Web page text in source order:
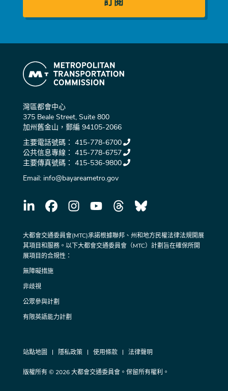
灣區都會中心
375 Beale Street, Suite 800
加州舊金山，郵編 94105-2066
主要電話號碼： 415-778-6700
公共信息專線： 415-778-6757
主要傳真號碼： 415-536-9800
Email: info@bayareametro.gov
大都會交通委員會(MTC)承諾根據聯邦、州和地方民權法律法規開展
其項目和服務。以下大都會交通委員會（MTC）計劃旨在確保所開
展項目的合規性：
無障礙措施
非歧視
公眾參與計劃
有限英語能力計劃
站點地圖 隱私政策 使用條款 法律聲明
版權所有 © 2026 大都會交通委員會。保留所有權利。